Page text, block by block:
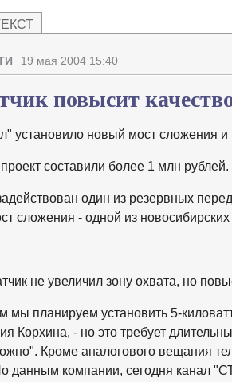
19 мая 2004 15:40
повысит
установило новый мост сложения и
составили более 1 млн рублей.
один из резервных
сложения - одной из
не увеличил зону охвата, но
мы планируем установить 5-
Корхина, - но это требует
Кроме аналогового вещания
данным компании, сегодня канал